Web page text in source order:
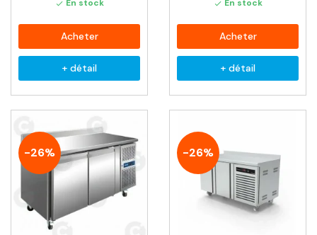
 En stock
Acheter
+ détail
 En stock
Acheter
+ détail
-26% -26%